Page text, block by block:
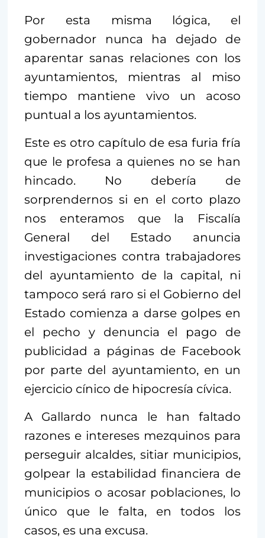
Por esta misma lógica, el
gobernador nunca ha dejado de
aparentar sanas relaciones con los
ayuntamientos, mientras al miso
tiempo mantiene vivo un acoso
puntual a los ayuntamientos.
Este es otro capítulo de esa furia fría
que le profesa a quienes no se han
hincado. No debería de
sorprendernos si en el corto plazo
nos enteramos que la Fiscalía
General del Estado anuncia
investigaciones contra trabajadores
del ayuntamiento de la capital, ni
tampoco será raro si el Gobierno del
Estado comienza a darse golpes en
el pecho y denuncia el pago de
publicidad a páginas de Facebook
por parte del ayuntamiento, en un
ejercicio cínico de hipocresía cívica.
A Gallardo nunca le han faltado
razones e intereses mezquinos para
perseguir alcaldes, sitiar municipios,
golpear la estabilidad financiera de
municipios o acosar poblaciones, lo
único que le falta, en todos los
casos, es una excusa.